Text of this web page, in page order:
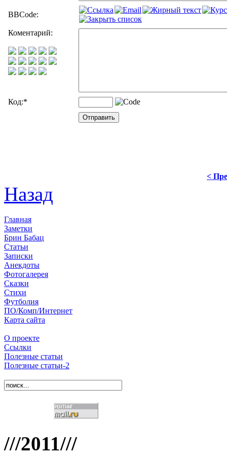
BBCode:
Коментарий:
Код:*
<
Назад
Главная
Заметки
Брин Бабац
Статьи
Записки
Анекдоты
Фотогалерея
Сказки
Стихи
Футболия
ПО/Комп/Интернет
Карта сайта
О проекте
Ссылки
Полезные статьи
Полезные статьи-2
///2011///